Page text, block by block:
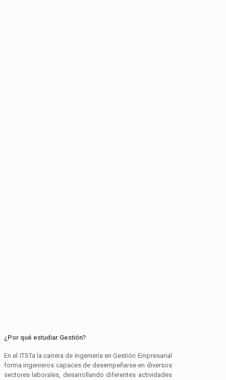
¿Por qué estudiar Gestión?
En el ITSTa la carrera de Ingeniería en Gestión Empresarial
forma ingenieros capaces de desempeñarse en diversos
sectores laborales, desarrollando diferentes actividades